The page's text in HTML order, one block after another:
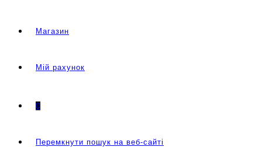
Магазин
Мій рахунок
0
Перемкнути пошук на веб-сайті